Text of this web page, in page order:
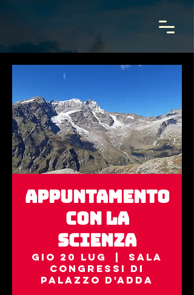
Appuntamento
con la
scienza
gio 20 lug
Sala
Congressi di
Palazzo d'Adda